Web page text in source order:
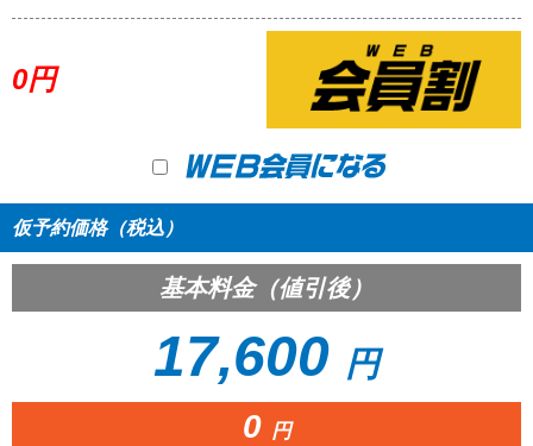
0円
仮予約価格（税込）
基本料金（値引後）
17,600 円
0 円